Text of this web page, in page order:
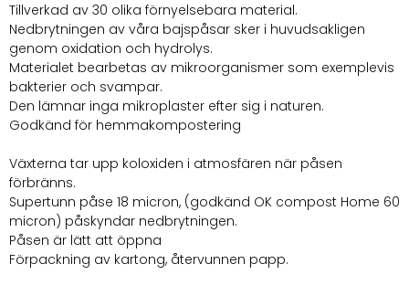
Tillverkad av 30 olika förnyelsebara material.
Nedbrytningen av våra bajspåsar sker i huvudsakligen
genom oxidation och hydrolys.
Materialet bearbetas av mikroorganismer som exemplevis
bakterier och svampar.
Den lämnar inga mikroplaster efter sig i naturen.
Godkänd för hemmakompostering
Växterna tar upp koloxiden i atmosfären när påsen
förbränns.
Supertunn påse 18 micron, (godkänd OK compost Home 60
micron) påskyndar nedbrytningen.
Påsen är lätt att öppna
Förpackning av kartong, återvunnen papp.